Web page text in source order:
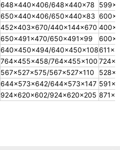
648×440×406/648×440×78
650×440×406/650×440×83
452×403×670/440×144×670
650×491×470/650×491×99
640×450×494/640×450×108
764×455×458/764×455×100
567×527×575/567×527×110
644×573×642/644×573×147
924×620×602/924×620×205